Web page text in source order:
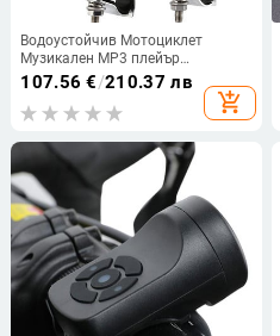
Водоустойчив Мотоциклет
Музикален MP3 плейър
Усилвател 12V FM радио USB
Съвместим с Bluetooth Стерео
високоговорител за мотоциклет
107.56 €/210.37 лв
add_shopping_cart